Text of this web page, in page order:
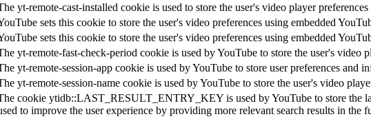
yt-remote-cast-installed cookie is used to store the user's video player
sets this cookie to store the user's video preferences using embedded
sets this cookie to store the user's video preferences using embedded
yt-remote-fast-check-period cookie is used by YouTube to store the user's video
yt-remote-session-app cookie is used by YouTube to store user preferences and
yt-remote-session-name cookie is used by YouTube to store the user's video
cookie ytidb::LAST_RESULT_ENTRY_KEY is used by YouTube to store the
to improve the user experience by providing more relevant search results in the